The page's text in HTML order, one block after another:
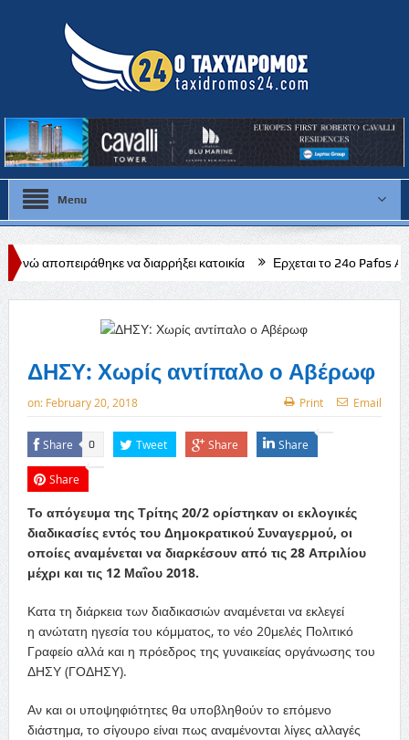
Menu
να διαρρήξει κατοικία Ερχεται το 24ο Pafos Aphrodite Festival
τα αίτια
ΔΗΣΥ: Χωρίς αντίπαλο ο Αβέρωφ
on: February 20, 2018 Print Email
Share 0 Tweet Share Share
Share
Το απόγευμα της Τρίτης 20/2 ορίστηκαν οι εκλογικές
διαδικασίες εντός του Δημοκρατικού Συναγερμού, οι
οποίες αναμένεται να διαρκέσουν από τις 28 Απριλίου
μέχρι και τις 12 Μαΐου 2018.
Κατα τη διάρκεια των διαδικασιών αναμένεται να εκλεγεί
η ανώτατη ηγεσία του κόμματος, το νέο 20μελές Πολιτικό
Γραφείο αλλά και η πρόεδρος της γυναικείας οργάνωσης του
ΔΗΣΥ (ΓΟΔΗΣΥ).
Αν και οι υποψηφιότητες θα υποβληθούν το επόμενο
διάστημα, το σίγουρο είναι πως αναμένονται λίγες αλλαγές